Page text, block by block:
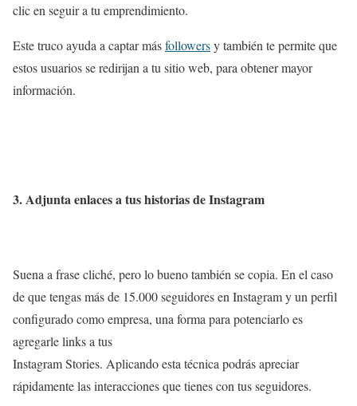
clic en seguir a tu emprendimiento.
Este truco ayuda a captar másfollowersy también te permite que
estos usuarios se redirijan a tu sitio web, para obtener mayor
información.
3. Adjunta enlaces a tus historias de Instagram
Suena a frase cliché, pero lo bueno también se copia. En el caso
de que tengas más de 15.000 seguidores en Instagram y un perfil
configurado como empresa, una forma para potenciarlo es
agregarle links a tus
Instagram Stories. Aplicando esta técnica podrás apreciar
rápidamente las interacciones que tienes con tus seguidores.